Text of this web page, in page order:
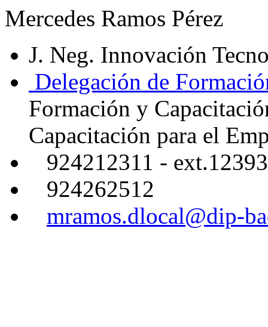
Mercedes Ramos Pérez
J. Neg. Innovación
Delegación de
Formación y
Capacitación para el
924212311 - ext.12393
924262512
mramos.dlocal@dip-